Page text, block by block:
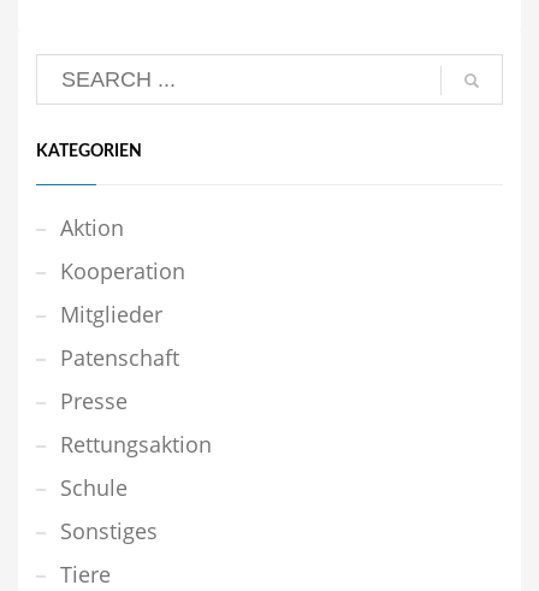
KATEGORIEN
Aktion
Kooperation
Mitglieder
Patenschaft
Presse
Rettungsaktion
Schule
Sonstiges
Tiere